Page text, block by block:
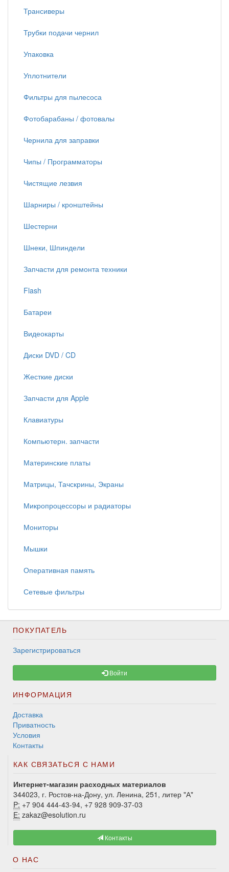
Трансиверы
Трубки подачи чернил
Упаковка
Уплотнители
Фильтры для пылесоса
Фотобарабаны / фотовалы
Чернила для заправки
Чипы / Программаторы
Чистящие лезвия
Шарниры / кронштейны
Шестерни
Шнеки, Шпиндели
Запчасти для ремонта техники
Flash
Батареи
Видеокарты
Диски DVD / CD
Жесткие диски
Запчасти для Apple
Клавиатуры
Компьютерн. запчасти
Материнские платы
Матрицы, Тачскрины, Экраны
Микропроцессоры и радиаторы
Мониторы
Мышки
Оперативная память
Сетевые фильтры
ПОКУПАТЕЛЬ
Зарегистрироваться
Войти
ИНФОРМАЦИЯ
Доставка
Приватность
Условия
Контакты
КАК СВЯЗАТЬСЯ С НАМИ
Интернет-магазин расходных материалов
344023, г. Ростов-на-Дону, ул. Ленина, 251, литер "А"
P: +7 904 444-43-94, +7 928 909-37-03
E: zakaz@esolution.ru
Контакты
О НАС